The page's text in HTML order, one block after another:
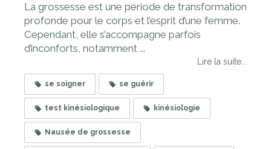
La grossesse est une période de transformation
profonde pour le corps et l’esprit d’une femme.
Cependant, elle s’accompagne parfois
d’inconforts, notamment ...
Lire la suite...
se soigner se guérir
test kinésiologique kinésiologie
Nausée de grossesse